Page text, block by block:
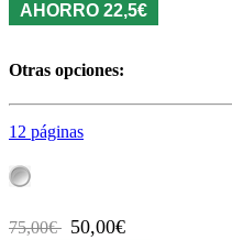
AHORRO 22,5€
Otras opciones:
12 páginas
75,00€ 50,00€